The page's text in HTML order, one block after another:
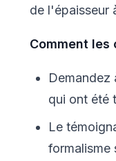
de l'épaisseur
Comment les
Demandez
qui ont été
Le
formalisme